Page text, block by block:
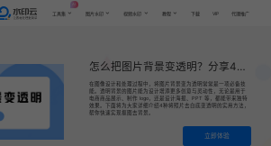
工具集
AI
图片水印 视频水印 教程 下载 VIP 代理推广
怎么把图片背景变透明？分享4种将照片去白底变透明的方法！
在图像设计和处理过程中，将图片背景变为透明常常是一项必备技
能。透明背景的图片能为设计增添更多创意与灵动性，无论是用于
电商商品展示、制作 logo，还是设计海报、PPT 等，都能带来独特
效果。下面将为大家详细介绍4种将照片去白底变透明的实用方法，
帮你快速实现抠图去背景。
立即体验